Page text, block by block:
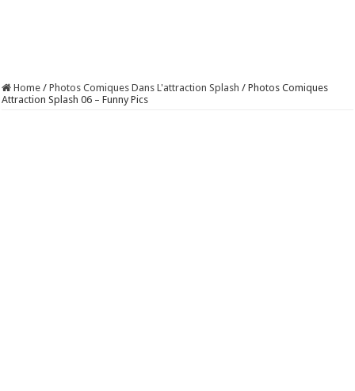
Home / Photos Comiques Dans L'attraction Splash / Photos Comiques
Attraction Splash 06 – Funny Pics